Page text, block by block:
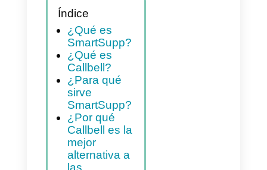
Índice
¿Qué es
SmartSupp?
¿Qué es
Callbell?